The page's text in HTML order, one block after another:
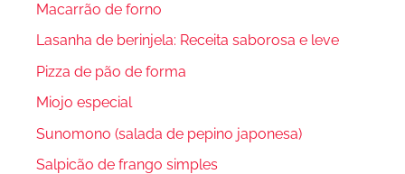
Macarrão de forno
Lasanha de berinjela: Receita saborosa e leve
Pizza de pão de forma
Miojo especial
Sunomono (salada de pepino japonesa)
Salpicão de frango simples